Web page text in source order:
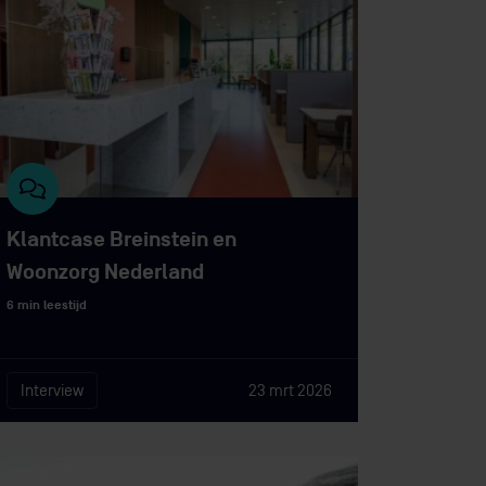
Klantcase Breinstein en
Woonzorg Nederland
6 min leestijd
Interview 23 mrt 2026